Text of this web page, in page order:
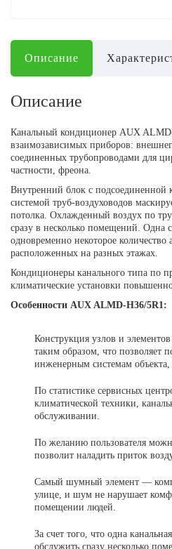
Описание
Описание
Канальный кондиционер AUX
взаимозависимых приборов:
соединенных трубопроводами для
частности, фреона.
Внутренний блок с подсоединенной
системой труб-воздуховодов
потолка. Охлажденный воздух по
сразу в несколько помещений. Одна
одновременно некоторое количество
расположенных на разных этажах.
Кондиционеры канального типа по
климатические установки
Особенности AUX ALMD-H36/5R1:
Конструкция узлов и
таким образом, что позволяет
инженерным системам
По статистике сервисных
климатической техники,
обслуживании.
По желанию пользователя
позволит наладить приток
Самый шумный элемент —
улице, и шум не нарушает
помещении людей.
За счет того, что одна
обслужить сразу несколько